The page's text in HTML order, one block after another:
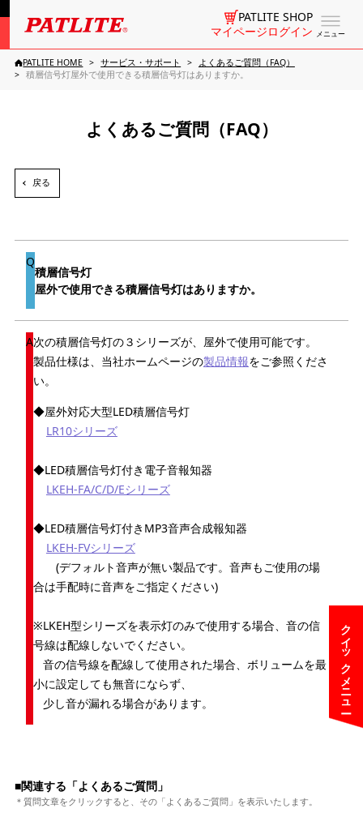
メニュー
PATLITE SHOP
マイページログイン
クイックメニュー
PATLITE HOME サービス・サポート
よくあるご質問（FAQ）
積層信号灯屋外で使用できる積層信号灯はありますか。
よくあるご質問（FAQ）
戻る
積層信号灯
屋外で使用できる積層信号灯はありますか。
次の積層信号灯の３シリーズが、屋外で使用可能です。
製品仕様は、当社ホームページの製品情報をご参照くださ
い。
◆屋外対応大型LED積層信号灯
LR10シリーズ
◆LED積層信号灯付き電子音報知器
LKEH-FA/C/D/Eシリーズ
◆LED積層信号灯付きMP3音声合成報知器
LKEH-FVシリーズ
(デフォルト音声が無い製品です。音声もご使用の場
合は手配時に音声をご指定ください)
※LKEH型シリーズを表示灯のみで使用する場合、音の信
号線は配線しないでください。
音の信号線を配線して使用された場合、ボリュームを最
小に設定しても無音にならず、
少し音が漏れる場合があります。
■関連する「よくあるご質問」
＊質問文章をクリックすると、その「よくあるご質問」を表示いたします。